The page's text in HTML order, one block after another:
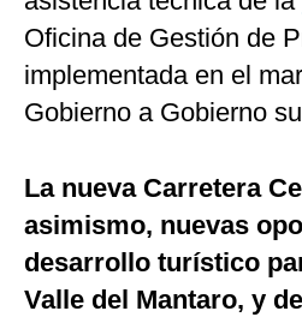
Oficina de Gestión de
implementada en el
Gobierno a Gobierno
La nueva Carretera
asimismo, nuevas
desarrollo turístico
Valle del Mantaro, y